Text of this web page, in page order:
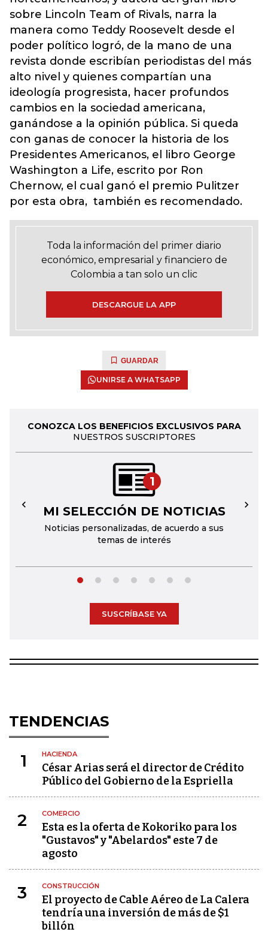
sobre Lincoln Team of Rivals, narra la
manera como Teddy Roosevelt desde el
poder político logró, de la mano de una
revista donde escribían periodistas del más
alto nivel y quienes compartían una
ideología progresista, hacer profundos
cambios en la sociedad americana,
ganándose a la opinión pública. Si queda
con ganas de conocer la historia de los
Presidentes Americanos, el libro George
Washington a Life, escrito por Ron
Chernow, el cual ganó el premio Pulitzer
por esta obra, también es recomendado.
Toda la información del primer diario
económico, empresarial y financiero de
Colombia a tan solo un clic
DESCARGUE LA APP
GUARDAR
UNIRSE A WHATSAPP
CONOZCA LOS BENEFICIOS EXCLUSIVOS PARA
NUESTROS SUSCRIPTORES
1
MI SELECCIÓN DE NOTICIAS
Noticias personalizadas, de acuerdo a sus
temas de interés
← →
SUSCRÍBASE YA
TENDENCIAS
1 HACIENDA
César Arias será el director de Crédito
Público del Gobierno de la Espriella
2 COMERCIO
Esta es la oferta de Kokoriko para los
"Gustavos" y "Abelardos" este 7 de
agosto
3 CONSTRUCCIÓN
El proyecto de Cable Aéreo de La Calera
tendría una inversión de más de $1
billón